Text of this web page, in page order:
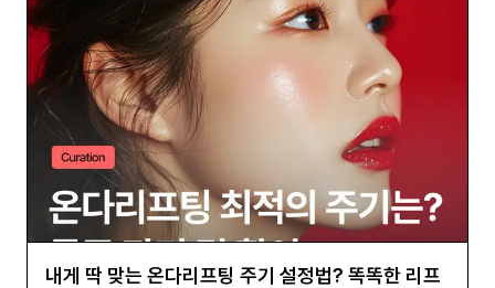
내게 딱 맞는 온다리프팅 주기 설정법? 똑똑한 리프